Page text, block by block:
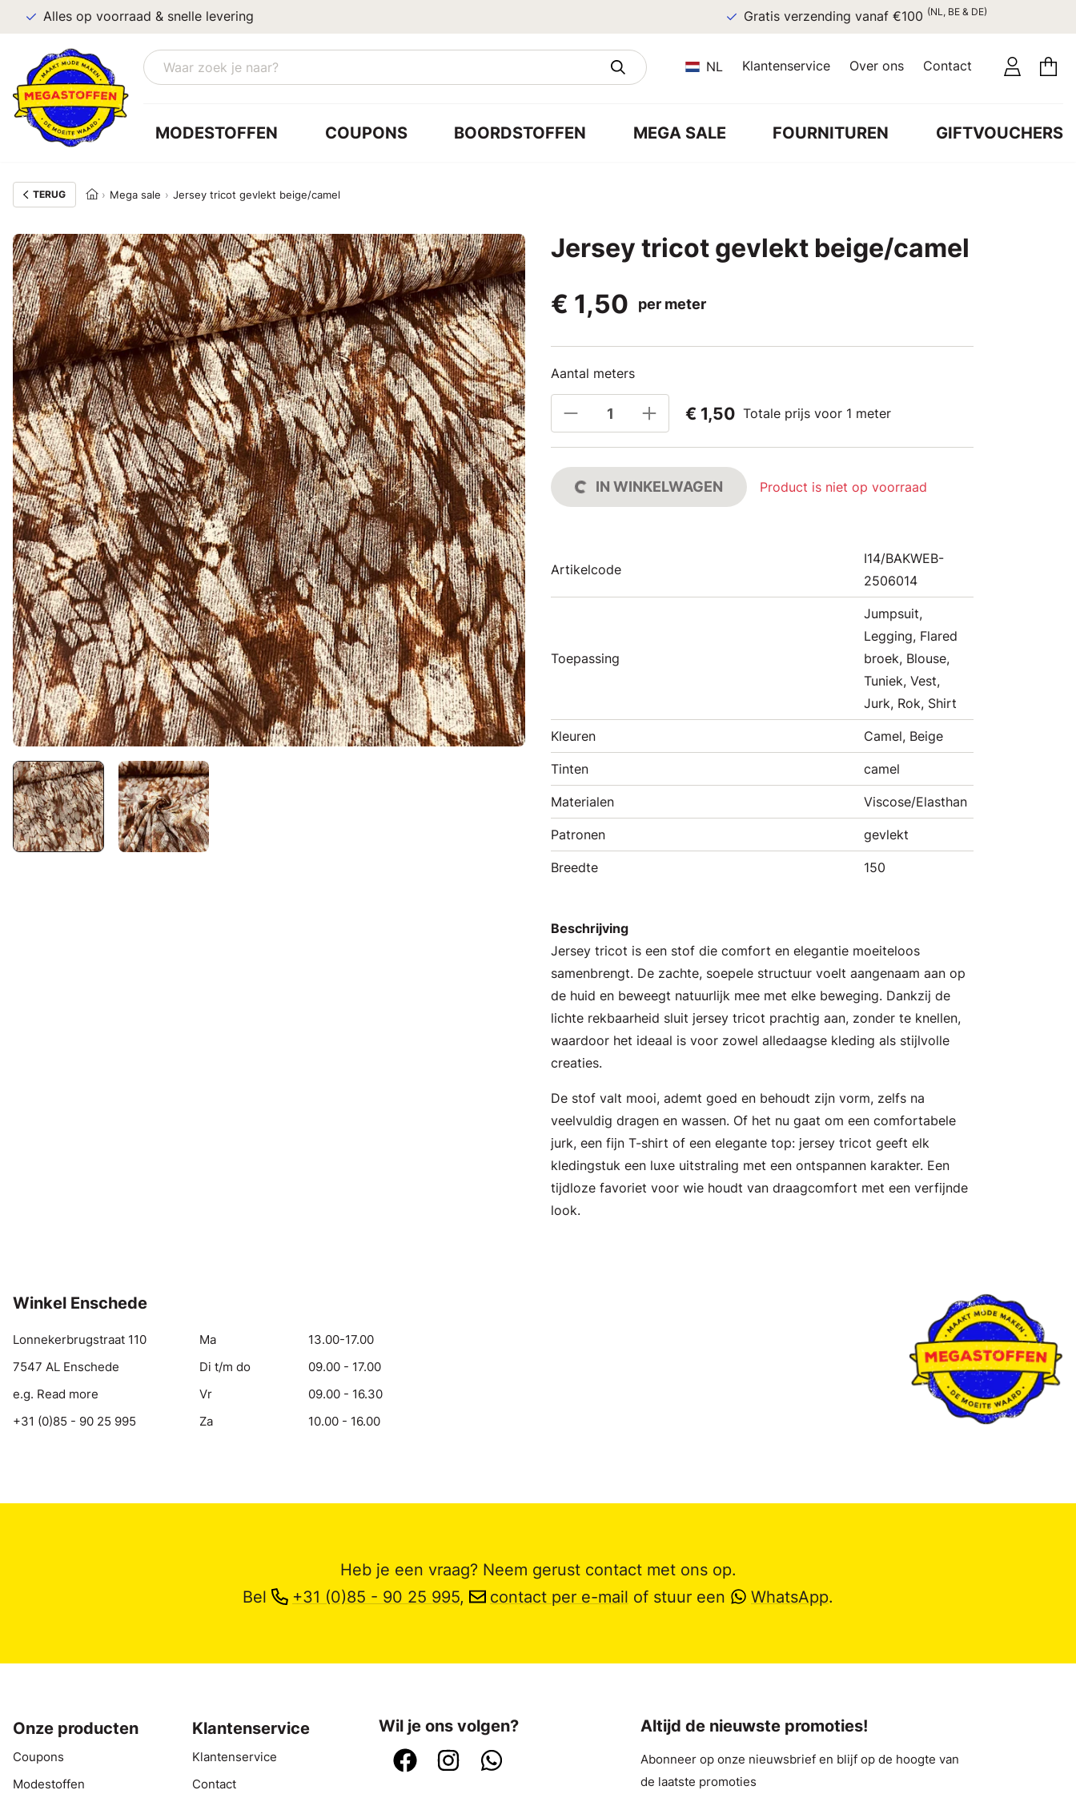
Alles op voorraad & snelle levering Gratis verzending vanaf €100 (NL, BE & DE)
NL Klantenservice Over ons Contact
MODESTOFFEN COUPONS BOORDSTOFFEN MEGA SALE FOURNITUREN GIFTVOUCHERS
TERUG Mega sale Jersey tricot gevlekt beige/camel
Jersey tricot gevlekt beige/camel
€ 1,50
per meter
Aantal meters
€ 1,50 Totale prijs voor 1 meter
IN WINKELWAGEN Product is niet op voorraad
Artikelcode
I14/BAKWEB-
2506014
Toepassing
Jumpsuit,
Legging, Flared
broek, Blouse,
Tuniek, Vest,
Jurk, Rok, Shirt
Kleuren Camel, Beige
Tinten camel
Materialen Viscose/Elasthan
Patronen gevlekt
Breedte 150
Beschrijving
Jersey tricot is een stof die comfort en elegantie moeiteloos
samenbrengt. De zachte, soepele structuur voelt aangenaam aan op
de huid en beweegt natuurlijk mee met elke beweging. Dankzij de
lichte rekbaarheid sluit jersey tricot prachtig aan, zonder te knellen,
waardoor het ideaal is voor zowel alledaagse kleding als stijlvolle
creaties.
De stof valt mooi, ademt goed en behoudt zijn vorm, zelfs na
veelvuldig dragen en wassen. Of het nu gaat om een comfortabele
jurk, een fijn T-shirt of een elegante top: jersey tricot geeft elk
kledingstuk een luxe uitstraling met een ontspannen karakter. Een
tijdloze favoriet voor wie houdt van draagcomfort met een verfijnde
look.
Winkel Enschede
Lonnekerbrugstraat 110
7547 AL Enschede
e.g. Read more
+31 (0)85 - 90 25 995
Ma
13.00-17.00
Di t/m do
09.00 - 17.00
Vr
09.00 - 16.30
Za
10.00 - 16.00
Heb je een vraag? Neem gerust contact met ons op.
Bel
+31 (0)85 - 90 25 995, contact per e-mail of stuur een WhatsApp.
Onze producten
Coupons
Modestoffen
Klantenservice
Klantenservice
Contact
Wil je ons volgen? Altijd de nieuwste promoties!
Abonneer op onze nieuwsbrief en blijf op de hoogte van
de laatste promoties